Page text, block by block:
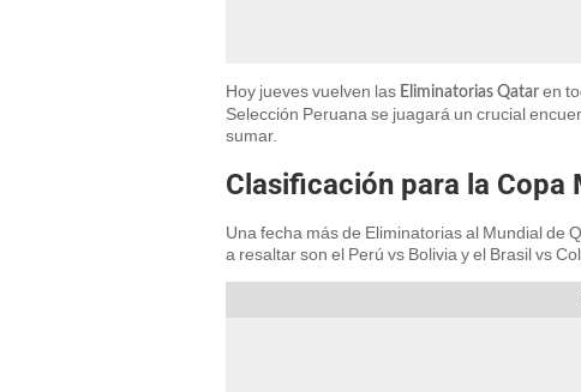
Hoy jueves vuelven las Eliminatorias Qatar en
Selección Peruana se juagará un crucial
sumar.
Clasificación para la Copa
Una fecha más de Eliminatorias al Mundial de
a resaltar son el Perú vs Bolivia y el Brasil vs